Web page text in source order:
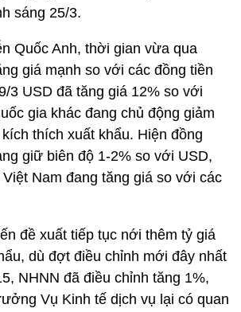
sáng 25/3.
Quốc Anh, thời gian vừa qua
giá mạnh so với các đồng tiền
3 USD đã tăng giá 12% so với
gia khác đang chủ động giảm
thích xuất khẩu. Hiện đồng
giữ biên độ 1-2% so với USD,
Nam đang tăng giá so với các
đề xuất tiếp tục nới thêm tỷ giá
dù đợt điều chỉnh mới đây nhất
NHNN đã điều chỉnh tăng 1%,
Vụ Kinh tế dịch vụ lại có quan